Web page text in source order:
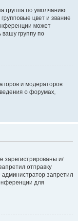
группа по умолчанию
цвет и звание
может
группу по
и модераторов
о форумах,
зарегистрированы и/
отправку
запретил
для